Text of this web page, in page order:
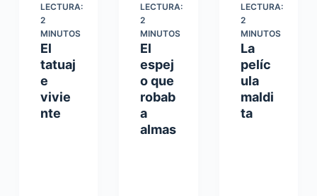
LECTURA:
2
MINUTOS
El
tatuaj
e
vivie
nte
LECTURA:
2
MINUTOS
El
espej
o que
robab
a
almas
LECTURA:
2
MINUTOS
La
pelíc
ula
maldi
ta